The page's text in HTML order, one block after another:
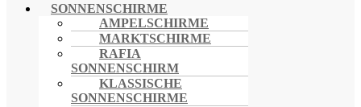
SONNENSCHIRME
AMPELSCHIRME
MARKTSCHIRME
RAFIA
SONNENSCHIRM
KLASSISCHE
SONNENSCHIRME